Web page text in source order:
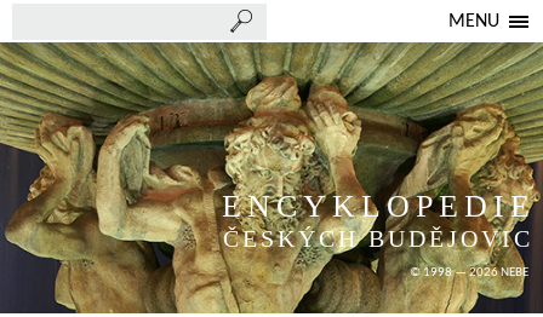
MENU
ENCYKLOPEDIE
ČESKÝCH BUDĚJOVIC
© 1998 — 2026 NEBE